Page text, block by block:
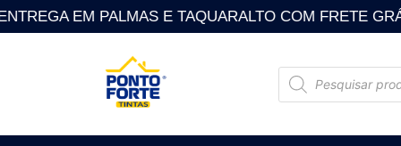
EM PALMAS E TAQUARALTO COM FRETE